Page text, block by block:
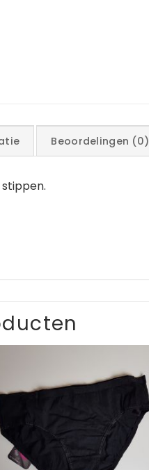
Beoordelingen (0)